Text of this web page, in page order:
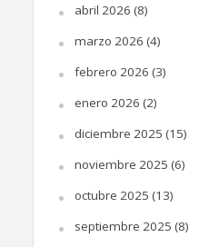
abril 2026 (8)
marzo 2026 (4)
febrero 2026 (3)
enero 2026 (2)
diciembre 2025 (15)
noviembre 2025 (6)
octubre 2025 (13)
septiembre 2025 (8)